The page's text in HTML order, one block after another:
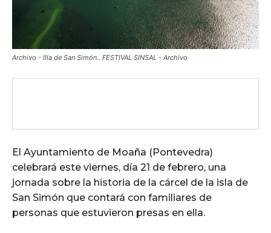
Archivo - Illa de San Simón.. FESTIVAL SINSAL - Archivo
El Ayuntamiento de Moaña (Pontevedra)
celebrará este viernes, día 21 de febrero, una
jornada sobre la historia de la cárcel de la isla de
San Simón que contará con familiares de
personas que estuvieron presas en ella.